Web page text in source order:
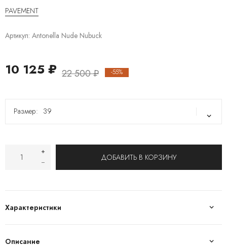
PAVEMENT
Артикул: Antonella Nude Nubuck
10 125 ₽ 22 500 ₽ -55%
Размер: 39
ДОБАВИТЬ В КОРЗИНУ
Характеристики
Описание